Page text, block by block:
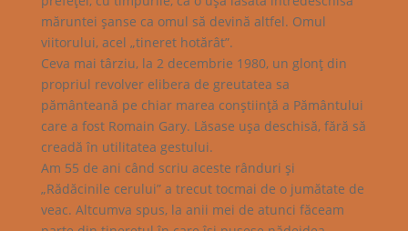
măruntei şanse ca omul să devină altfel. Omul
viitorului, acel „tineret hotărât”.
Ceva mai târziu, la 2 decembrie 1980, un glonţ din
propriul revolver elibera de greutatea sa
pământeană pe chiar marea conştiinţă a Pământului
care a fost Romain Gary. Lăsase uşa deschisă, fără să
creadă în utilitatea gestului.
Am 55 de ani când scriu aceste rânduri şi
„Rădăcinile cerului” a trecut tocmai de o jumătate de
veac. Altcumva spus, la anii mei de atunci făceam